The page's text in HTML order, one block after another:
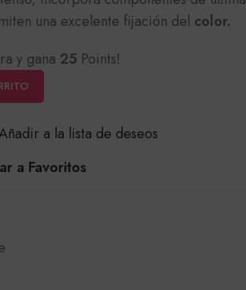
una excelente fijación del color.
y gana 25 Points!
a la lista de deseos
a Favoritos